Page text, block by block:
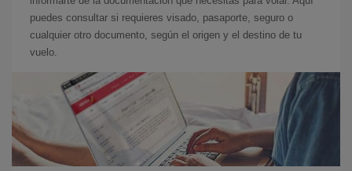
puedes consultar si requieres visado, pasaporte, seguro o
cualquier otro documento, según el origen y el destino de tu
vuelo.